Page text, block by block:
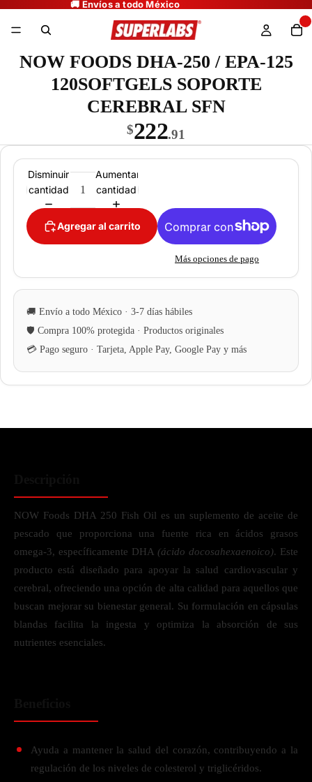
NOW FOODS DHA-250 / EPA-125
120SOFTGELS SOPORTE
CEREBRAL SFN
$222.91
Disminuir
cantidad
Aumentar
cantidad
Agregar al carrito
Más opciones de pago
NOW Foods DHA 250 Fish Oil es un suplemento de aceite de
pescado que proporciona una fuente rica en ácidos grasos
omega-3, específicamente DHA (ácido docosahexaenoico). Este
producto está diseñado para apoyar la salud cardiovascular y
cerebral, ofreciendo una opción de alta calidad para aquellos que
buscan mejorar su bienestar general. Su formulación en cápsulas
blandas facilita la ingesta y optimiza la absorción de sus
nutrientes esenciales.
Ayuda a mantener la salud del corazón, contribuyendo a la
regulación de los niveles de colesterol y triglicéridos.